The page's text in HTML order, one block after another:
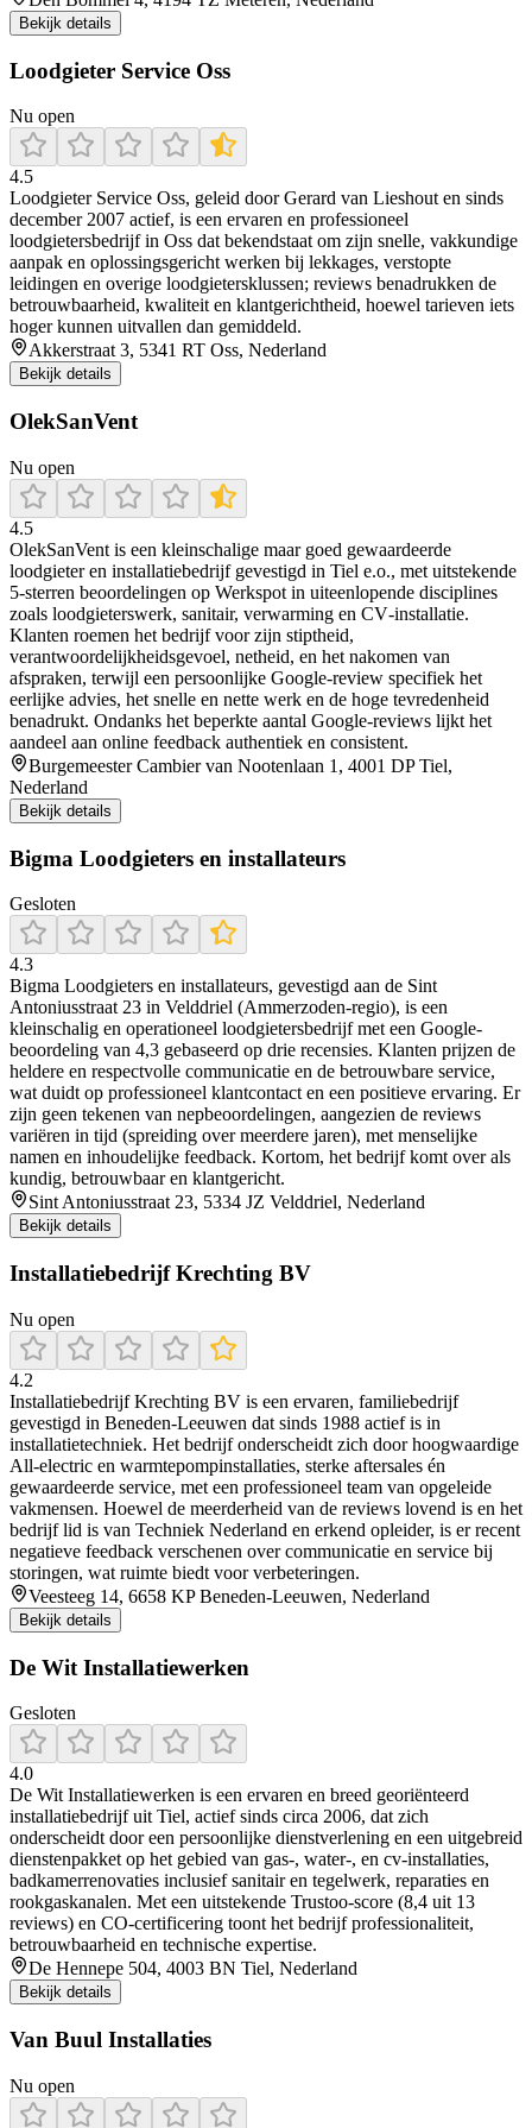
Bekijk details
Loodgieter Service Oss
Nu open
4.5
Loodgieter Service Oss, geleid door Gerard van Lieshout en sinds
december 2007 actief, is een ervaren en professioneel
loodgietersbedrijf in Oss dat bekendstaat om zijn snelle, vakkundige
aanpak en oplossingsgericht werken bij lekkages, verstopte
leidingen en overige loodgietersklussen; reviews benadrukken de
betrouwbaarheid, kwaliteit en klantgerichtheid, hoewel tarieven iets
hoger kunnen uitvallen dan gemiddeld.
Akkerstraat 3, 5341 RT Oss, Nederland
Bekijk details
OlekSanVent
Nu open
4.5
OlekSanVent is een kleinschalige maar goed gewaardeerde
loodgieter en installatiebedrijf gevestigd in Tiel e.o., met uitstekende
5‑sterren beoordelingen op Werkspot in uiteenlopende disciplines
zoals loodgieterswerk, sanitair, verwarming en CV‑installatie.
Klanten roemen het bedrijf voor zijn stiptheid,
verantwoordelijkheidsgevoel, netheid, en het nakomen van
afspraken, terwijl een persoonlijke Google‑review specifiek het
eerlijke advies, het snelle en nette werk en de hoge tevredenheid
benadrukt. Ondanks het beperkte aantal Google‑reviews lijkt het
aandeel aan online feedback authentiek en consistent.
Burgemeester Cambier van Nootenlaan 1, 4001 DP Tiel,
Nederland
Bekijk details
Bigma Loodgieters en installateurs
Gesloten
4.3
Bigma Loodgieters en installateurs, gevestigd aan de Sint
Antoniusstraat 23 in Velddriel (Ammerzoden-regio), is een
kleinschalig en operationeel loodgietersbedrijf met een Google-
beoordeling van 4,3 gebaseerd op drie recensies. Klanten prijzen de
heldere en respectvolle communicatie en de betrouwbare service,
wat duidt op professioneel klantcontact en een positieve ervaring. Er
zijn geen tekenen van nepbeoordelingen, aangezien de reviews
variëren in tijd (spreiding over meerdere jaren), met menselijke
namen en inhoudelijke feedback. Kortom, het bedrijf komt over als
kundig, betrouwbaar en klantgericht.
Sint Antoniusstraat 23, 5334 JZ Velddriel, Nederland
Bekijk details
Installatiebedrijf Krechting BV
Nu open
4.2
Installatiebedrijf Krechting BV is een ervaren, familiebedrijf
gevestigd in Beneden‑Leeuwen dat sinds 1988 actief is in
installatietechniek. Het bedrijf onderscheidt zich door hoogwaardige
All‑electric en warmtepompinstallaties, sterke aftersales én
gewaardeerde service, met een professioneel team van opgeleide
vakmensen. Hoewel de meerderheid van de reviews lovend is en het
bedrijf lid is van Techniek Nederland en erkend opleider, is er recent
negatieve feedback verschenen over communicatie en service bij
storingen, wat ruimte biedt voor verbeteringen.
Veesteeg 14, 6658 KP Beneden-Leeuwen, Nederland
Bekijk details
De Wit Installatiewerken
Gesloten
4.0
De Wit Installatiewerken is een ervaren en breed georiënteerd
installatiebedrijf uit Tiel, actief sinds circa 2006, dat zich
onderscheidt door een persoonlijke dienstverlening en een uitgebreid
dienstenpakket op het gebied van gas-, water-, en cv‑installaties,
badkamerrenovaties inclusief sanitair en tegelwerk, reparaties en
rookgaskanalen. Met een uitstekende Trustoo-score (8,4 uit 13
reviews) en CO‑certificering toont het bedrijf professionaliteit,
betrouwbaarheid en technische expertise.
De Hennepe 504, 4003 BN Tiel, Nederland
Bekijk details
Van Buul Installaties
Nu open